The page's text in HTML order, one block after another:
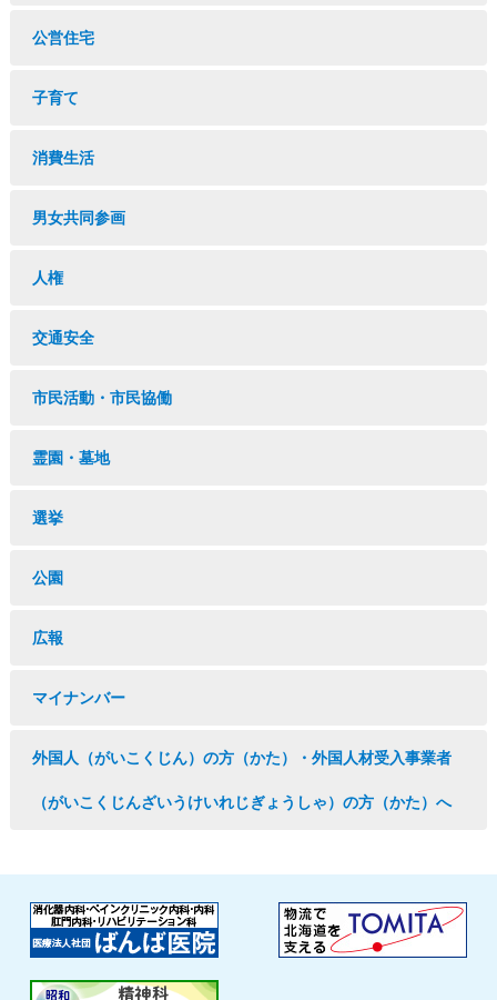
公営住宅
子育て
消費生活
男女共同参画
人権
交通安全
市民活動・市民協働
霊園・墓地
選挙
公園
広報
マイナンバー
外国人（がいこくじん）の方（かた）・外国人材受入事業者
（がいこくじんざいうけいれじぎょうしゃ）の方（かた）へ